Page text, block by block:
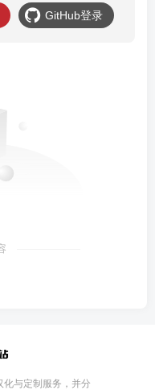
GitHub登录
与定制服务，并分